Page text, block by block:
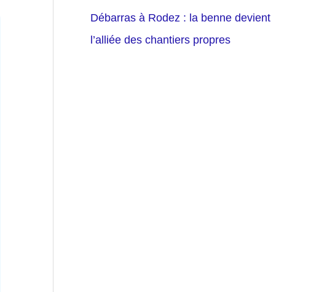
Débarras à Rodez : la benne devient
l’alliée des chantiers propres